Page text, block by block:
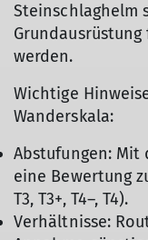
Steinschlaghelm
werden.
Wichtige
Wanderskala:
Abstufungen: Mit
eine Bewertung
T3, T3+, T4–, T4).
Verhältnisse: